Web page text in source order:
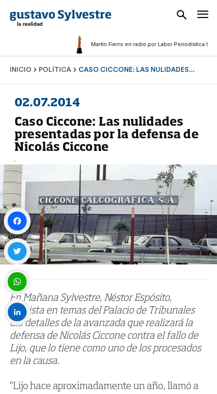
Martín Fierro en radio por Labor Periodística
INICIO POLÍTICA CASO CICCONE: LAS NULIDADES...
02.07.2014
Caso Ciccone: Las nulidades
presentadas por la defensa de
Nicolás Ciccone
En Mañana Sylvestre, Néstor Espósito,
cronista en temas del Palacio de Tribunales
dio detalles de la avanzada que realizará la
defensa de Nicolás Ciccone contra el fallo de
Lijo, que lo tiene como uno de los procesados
en la causa.
“Lijo hace aproximadamente un año, llamó a
Facebook
Twitter
WhatsApp
LinkedIn